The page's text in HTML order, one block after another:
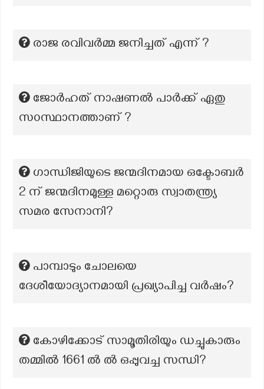
രാജ രവിവർമ്മ ജനിച്ചത് എന്ന് ?
ജോർഹത് നാഷണൽ പാർക്ക് ഏതു
സ൦സ്ഥാനത്താണ് ?
ഗാന്ധിജിയുടെ ജന്മദിനമായ ഒക്ടോബർ
2 ന് ജന്മദിനമുള്ള മറ്റൊരു സ്വാതന്ത്ര്യ
സമര സേനാനി?
പാമ്പാടും ചോലയെ
ദേശീയോദ്യാനമായി പ്രഖ്യാപിച്ച വര്‍ഷം?
കോഴിക്കോട് സാമൂതിരിയും ഡച്ചുകാരും
തമ്മിൽ 1661 ൽ ൽ ഒപ്പുവച്ച സന്ധി?